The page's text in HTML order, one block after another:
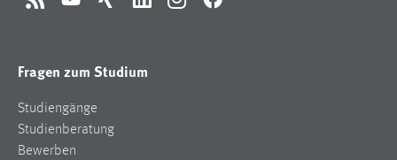
RSS YouTubeXing LinkedInInstagramFacebook
Fragen zum Studium
Studiengänge
Studienberatung
Bewerben